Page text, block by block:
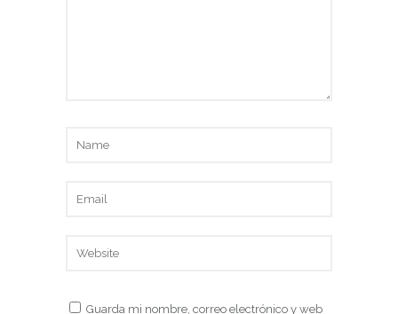
Guarda mi nombre, correo electrónico y web